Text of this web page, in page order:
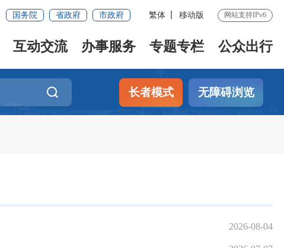
国务院 省政府 市政府 繁体 移动版 网站支持IPv6
互动交流 办事服务 专题专栏 公众出行
长者模式 无障碍浏览
2026-08-04